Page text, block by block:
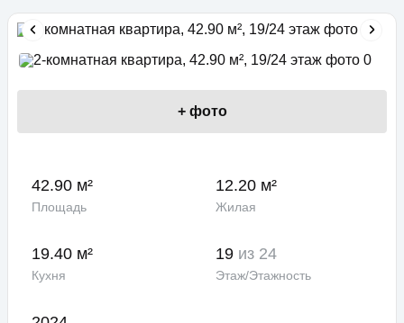
+ фото
42.90 м²
Площадь
12.20 м²
Жилая
19.40 м²
Кухня
19 из 24
Этаж/Этажность